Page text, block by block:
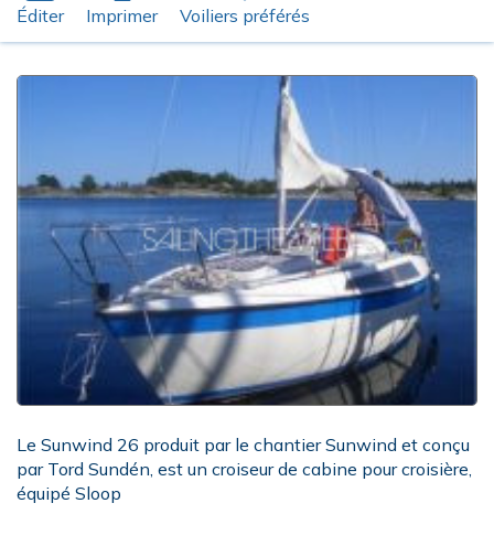
Éditer Imprimer Voiliers préférés
Le Sunwind 26 produit par le chantier Sunwind et conçu
par Tord Sundén, est un croiseur de cabine pour croisière,
équipé Sloop